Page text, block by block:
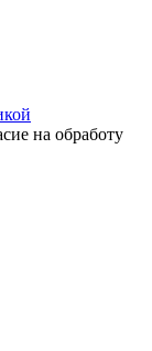
на обработу